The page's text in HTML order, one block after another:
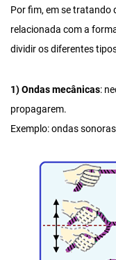
Por fim, em se tratando
relacionada com a
dividir os diferentes
1) Ondas mecânicas:
propagarem.
Exemplo: ondas